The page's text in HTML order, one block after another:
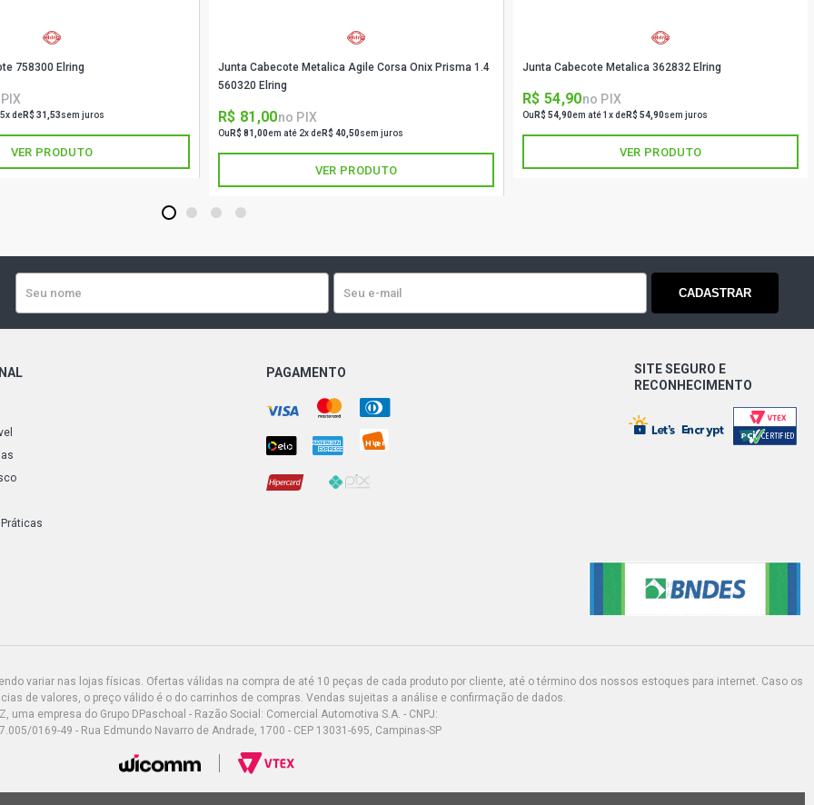
758300 Elring
deR$ 31,53sem juros
VER PRODUTO
Junta Cabecote Metalica Agile Corsa Onix Prisma 1.4
560320 Elring
R$ 81,00no PIX
Ou R$ 81,00em até 2x deR$ 40,50sem juros
VER PRODUTO
Junta Cabecote Metalica 362832 Elring
R$ 54,90no PIX
Ou R$ 54,90em até 1x deR$ 54,90sem juros
VER PRODUTO
1 2 3 4
CADASTRAR
PAGAMENTO
SITE SEGURO E
RECONHECIMENTO
variar nas lojas físicas. Ofertas válidas na compra de até 10 peças de cada produto por cliente, até o término dos nossos estoques para internet. Caso os
de valores, o preço válido é o do carrinhos de compras. Vendas sujeitas a análise e confirmação de dados.
uma empresa do Grupo DPaschoal - Razão Social: Comercial Automotiva S.A. - CNPJ:
0169-49 - Rua Edmundo Navarro de Andrade, 1700 - CEP 13031-695, Campinas-SP